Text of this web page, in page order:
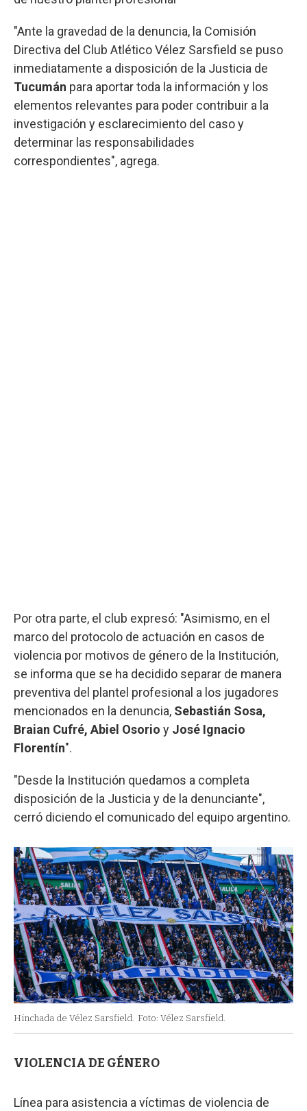
"Ante la gravedad de la denuncia, la Comisión
Directiva del Club Atlético Vélez Sarsfield se puso
inmediatamente a disposición de la Justicia de
Tucumán para aportar toda la información y los
elementos relevantes para poder contribuir a la
investigación y esclarecimiento del caso y
determinar las responsabilidades
correspondientes", agrega.
Por otra parte, el club expresó: "Asimismo, en el
marco del protocolo de actuación en casos de
violencia por motivos de género de la Institución,
se informa que se ha decidido separar de manera
preventiva del plantel profesional a los jugadores
mencionados en la denuncia, Sebastián Sosa,
Braian Cufré, Abiel Osorio y José Ignacio
Florentín".
"Desde la Institución quedamos a completa
disposición de la Justicia y de la denunciante",
cerró diciendo el comunicado del equipo argentino.
Hinchada de Vélez Sarsfield. Foto: Vélez Sarsfield.
VIOLENCIA DE GÉNERO
Línea para asistencia a víctimas de violencia de